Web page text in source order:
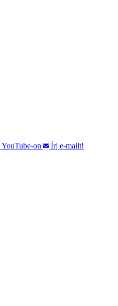
YouTube-on
Írj e-mailt!